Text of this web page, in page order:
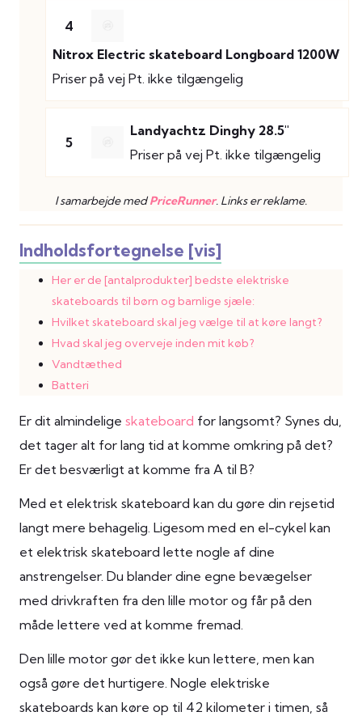
4
Nitrox Electric skateboard Longboard 1200W
Priser på vej Pt. ikke tilgængelig
5
Landyachtz Dinghy 28.5"
Priser på vej Pt. ikke tilgængelig
I samarbejde medPriceRunner. Links er reklame.
Indholdsfortegnelse [vis]
Her er de [antalprodukter] bedste elektriske
skateboards til børn og barnlige sjæle:
Hvilket skateboard skal jeg vælge til at køre langt?
Hvad skal jeg overveje inden mit køb?
Vandtæthed
Batteri
Er dit almindelige skateboard for langsomt? Synes du,
det tager alt for lang tid at komme omkring på det?
Er det besværligt at komme fra A til B?
Med et elektrisk skateboard kan du gøre din rejsetid
langt mere behagelig. Ligesom med en el-cykel kan
et elektrisk skateboard lette nogle af dine
anstrengelser. Du blander dine egne bevægelser
med drivkraften fra den lille motor og får på den
måde lettere ved at komme fremad.
Den lille motor gør det ikke kun lettere, men kan
også gøre det hurtigere. Nogle elektriske
skateboards kan køre op til 42 kilometer i timen, så